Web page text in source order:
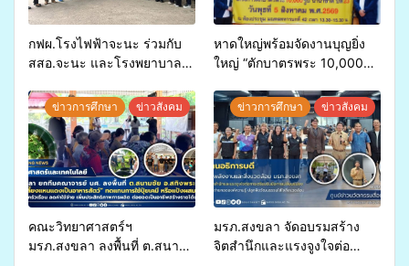
กฟผ.โรงไฟฟ้าจะนะ ร่วมกับ
สสอ.จะนะ และโรงพยาบาล
แพทย์เคลื่อนที่ ประจำปี 2569
หาดใหญ่พร้อมจัดงานบุญยิ่ง
ใหญ่ “ตักบาตรพระ 10,000
พ่อ” ปีที่ 23 รวมพลัง
พุทธศาสนิกชน 4 ประเทศ
สืบสานประเพณีแห่งศรัทธา
ข่าวการศึกษา ข่าวสังคม
คณะวิทยาศาสตร์ฯ
มรภ.สงขลา ลงพื้นที่ ต.สนาม
ข่าวการศึกษา ข่าวสังคม
มรภ.สงขลา จัดอบรมสร้าง
จิตสำนึกและแรงจูงใจต่อ